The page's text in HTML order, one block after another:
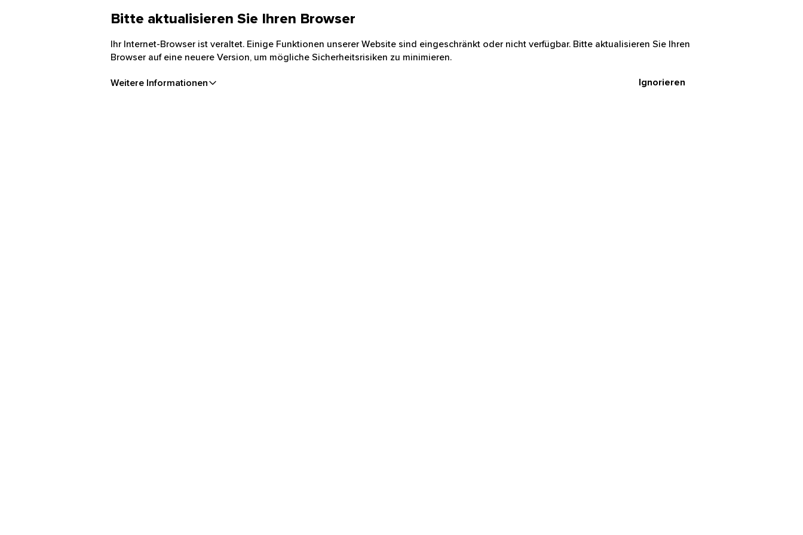
Bitte aktualisieren Sie Ihren Browser
Ihr Internet-Browser ist veraltet. Einige Funktionen unserer Website sind eingeschränkt oder nicht verfügbar. Bitte aktualisieren Sie Ihren
Browser auf eine neuere Version, um mögliche Sicherheitsrisiken zu minimieren.
Weitere Informationen Ignorieren